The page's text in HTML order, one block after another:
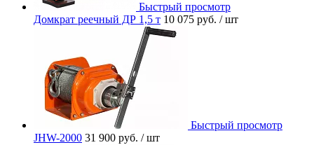
Быстрый просмотр
Домкрат реечный ДР 1,5 т 10 075 руб. / шт
Быстрый просмотр
JHW-2000 31 900 руб. / шт